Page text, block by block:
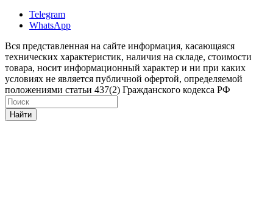
Telegram
WhatsApp
Вся представленная на сайте информация, касающаяся
технических характеристик, наличия на складе, стоимости
товара, носит информационный характер и ни при каких
условиях не является публичной офертой, определяемой
положениями статьи 437(2) Гражданского кодекса РФ
Найти